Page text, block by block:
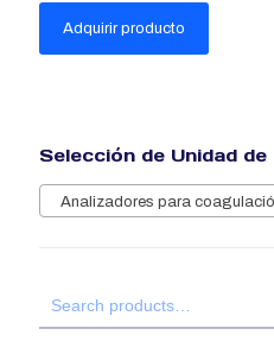
Adquirir producto
Selección de Unidad de
Analizadores para